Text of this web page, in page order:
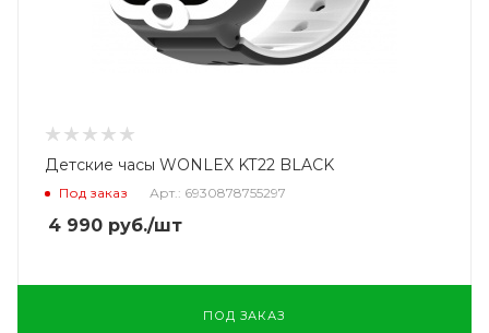
Детские часы WONLEX KT22 BLACK
Под заказ Арт.: 6930878755297
4 990 руб./шт
ПОД ЗАКАЗ